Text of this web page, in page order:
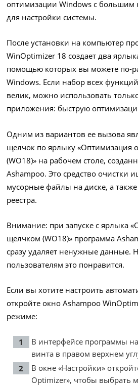
оптимизации Windows с большим
для настройки системы.
После установки на компьютер
WinOptimizer 18 создает два
помощью которых вы можете по-
Windows. Если набор всех
велик, можно использовать
приложения: быструю
Одним из вариантов ее вызова
щелчок по ярлыку «Оптимизация
(WO18)» на рабочем столе,
Ashampoo. Это средство очистки
мусорные файлы на диске, а
реестра.
Внимание: при запуске с ярлыка
щелчком (WO18)» программа
сразу удаляет ненужные данные.
пользователям это понравится.
Если вы хотите настроить
откройте окно Ashampoo
режиме:
В интерфейсе программы
винта в правом верхнем
В окне «Настройки»
Optimizer», чтобы выбрать